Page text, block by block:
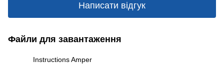
Написати відгук
Файли для завантаження
Instructions Amper